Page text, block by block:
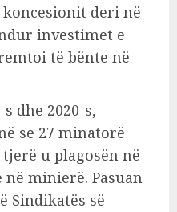
deri në
investimet e
të bënte në
dhe 2020-s,
se 27 minatorë
u plagosën në
minierë. Pasuan
Sindikatës së